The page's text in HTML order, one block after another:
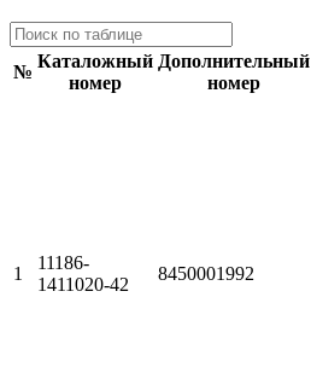
№
Каталожный
номер
Дополнительный
номер
1
11186-
1411020-42
8450001992